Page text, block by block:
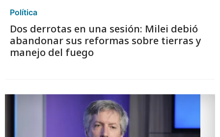
Política
Dos derrotas en una sesión: Milei debió
abandonar sus reformas sobre tierras y
manejo del fuego